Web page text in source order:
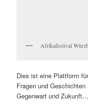
Afrikafestival
Dies ist eine Plattform
Fragen und
Gegenwart und Zukunft…